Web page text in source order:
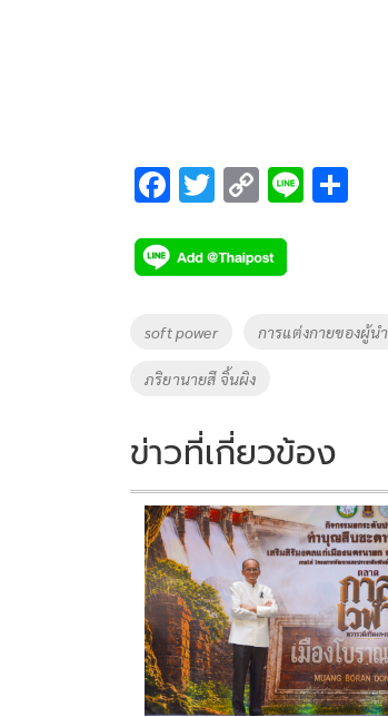
F
e
b
o
k
T
tt
er
C
p
y
Li
Li
Tags
soft power การแต่งกายของผู้นำ
ภริยานายสี จิ้นผิง
ข่าวที่เกี่ยวข้อง